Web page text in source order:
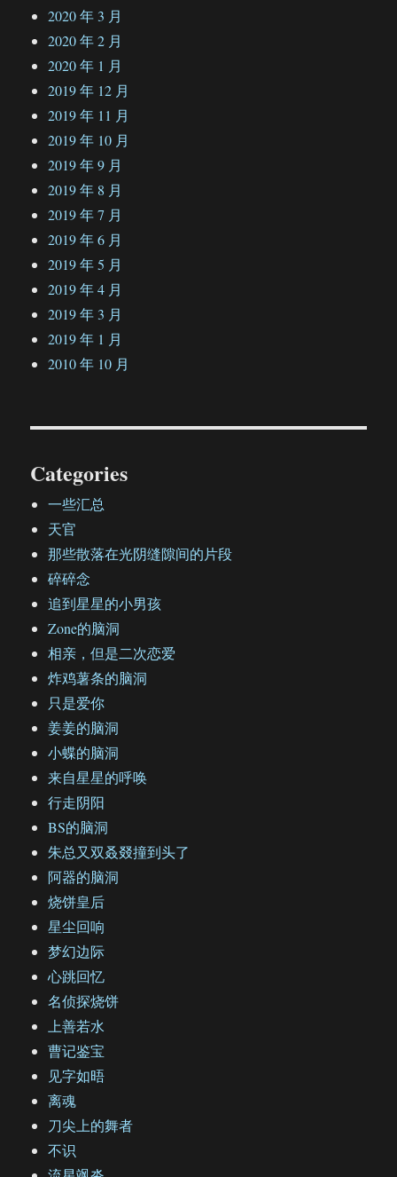
2020 年 3 月
2020 年 2 月
2020 年 1 月
2019 年 12 月
2019 年 11 月
2019 年 10 月
2019 年 9 月
2019 年 8 月
2019 年 7 月
2019 年 6 月
2019 年 5 月
2019 年 4 月
2019 年 3 月
2019 年 1 月
2010 年 10 月
Categories
一些汇总
天官
那些散落在光阴缝隙间的片段
碎碎念
追到星星的小男孩
Zone的脑洞
相亲，但是二次恋爱
炸鸡薯条的脑洞
只是爱你
姜姜的脑洞
小蝶的脑洞
来自星星的呼唤
行走阴阳
BS的脑洞
朱总又双叒叕撞到头了
阿器的脑洞
烧饼皇后
星尘回响
梦幻边际
心跳回忆
名侦探烧饼
上善若水
曹记鉴宝
见字如晤
离魂
刀尖上的舞者
不识